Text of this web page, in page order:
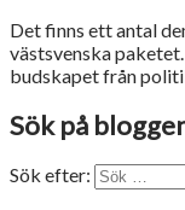
Det finns ett antal
västsvenska
budskapet från
Sök på
Sök efter: